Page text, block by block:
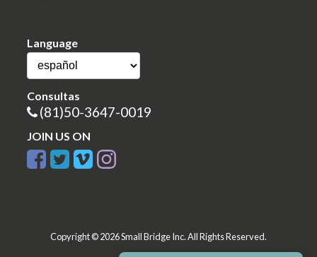
Language
Consultas
(81)50-3647-0019
JOIN US ON
Copyright © 2026 Small Bridge Inc. All Rights Reserved.